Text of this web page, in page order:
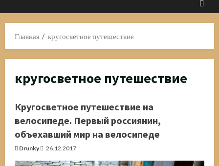
Главная кругосветное путешествие
кругосветное путешествие
Кругосветное путешествие на
велосипеде. Первый россиянин,
объехавший мир на велосипеде
Drunky 26.12.2017